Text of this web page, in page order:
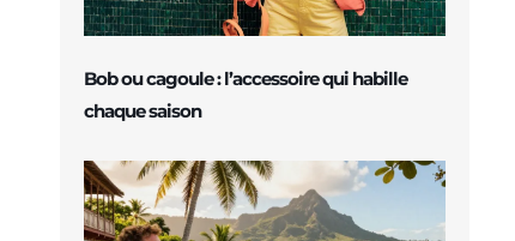
Bob ou cagoule : l’accessoire qui habille
chaque saison